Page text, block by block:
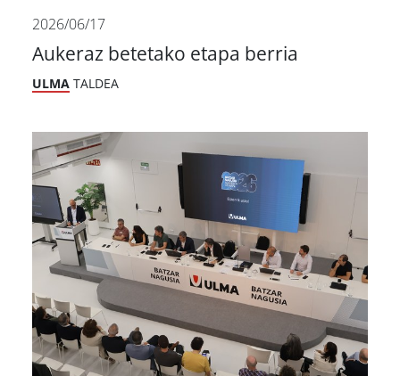
2026/06/17
Aukeraz betetako etapa berria
ULMA TALDEA